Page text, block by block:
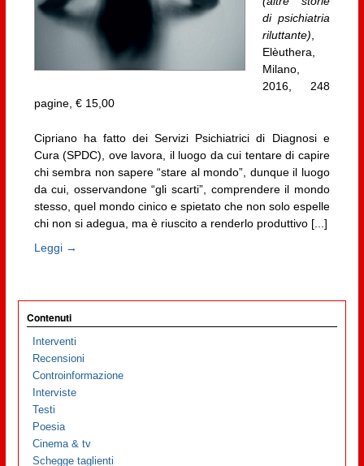
di psichiatria
riluttante)
Elèuthera,
Milano,
2016, 248
pagine, € 15,00
Cipriano ha fatto dei Servizi Psichiatrici di Diagnosi e
Cura (SPDC), ove lavora, il luogo da cui tentare di capire
chi sembra non sapere “stare al mondo”, dunque il luogo
da cui, osservandone “gli scarti”, comprendere il mondo
stesso, quel mondo cinico e spietato che non solo espelle
chi non si adegua, ma è riuscito a renderlo produttivo [...]
Leggi →
Contenuti
Interventi
Recensioni
Controinformazione
Interviste
Testi
Poesia
Cinema & tv
Schegge taglienti